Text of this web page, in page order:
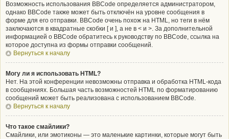
Возможность использования BBCode определяется администратором,
однако BBCode также может быть отключён на уровне сообщения в
форме для его отправки. BBCode очень похож на HTML, но теги в нём
заключаются в квадратные скобки [ и ], а не в < и >. За дополнительной
информацией о BBCode обратитесь к руководству по BBCode, ссылка на
которое доступна из формы отправки сообщений.
Вернуться к началу
Могу ли я использовать HTML?
Нет. На этой конференции невозможны отправка и обработка HTML-кода
в сообщениях. Большая часть возможностей HTML по форматированию
сообщений может быть реализована с использованием BBCode.
Вернуться к началу
Что такое смайлики?
Смайлики, или эмотиконы — это маленькие картинки, которые могут быть